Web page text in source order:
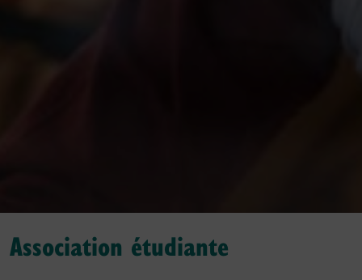
Association étudiante